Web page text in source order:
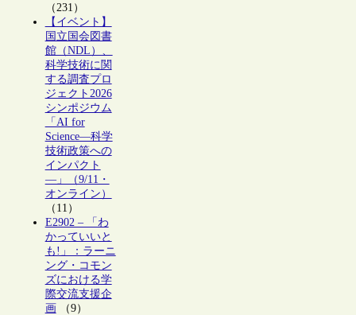
（231）
【イベント】
国立国会図書
館（NDL）、
科学技術に関
する調査プロ
ジェクト2026
シンポジウム
「AI for
Science―科学
技術政策への
インパクト
―」（9/11・
オンライン）
（11）
E2902 – 「わ
かっていいと
も!」：ラーニ
ング・コモン
ズにおける学
際交流支援企
画 （9）